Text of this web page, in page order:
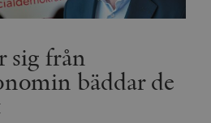
sig från
bäddar de